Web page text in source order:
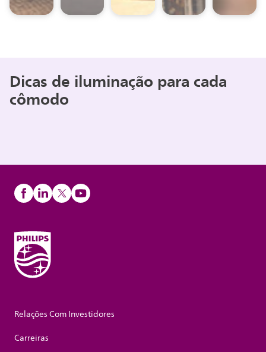
Dicas de iluminação para cada
cômodo
Relações Com Investidores
Carreiras